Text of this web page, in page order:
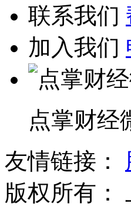
联系我们
加入我们
点掌财经
友情链接：
版权所有：